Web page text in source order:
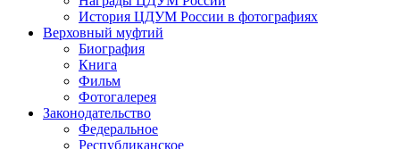
История ЦДУМ России в фотографиях
Верховный муфтий
Биография
Книга
Фильм
Фотогалерея
Законодательство
Федеральное
Республиканское